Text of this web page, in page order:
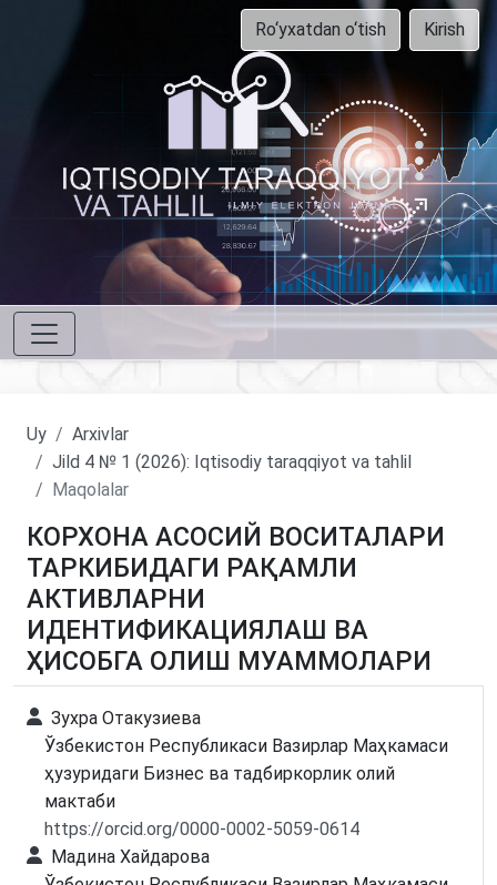
Ro‘yxatdan o‘tish Kirish
Uy
Arxivlar
Jild 4 № 1 (2026): Iqtisodiy taraqqiyot va tahlil
Maqolalar
КОРХОНА АСОСИЙ ВОСИТАЛАРИ
ТАРКИБИДАГИ РАҚАМЛИ
АКТИВЛАРНИ
ИДЕНТИФИКАЦИЯЛАШ ВА
ҲИСОБГА ОЛИШ МУАММОЛАРИ
Зухра Отакузиева
Ўзбекистон Республикаси Вазирлар Маҳкамаси
ҳузуридаги Бизнес ва тадбиркорлик олий
мактаби
https://orcid.org/0000-0002-5059-0614
Мадина Хайдарова